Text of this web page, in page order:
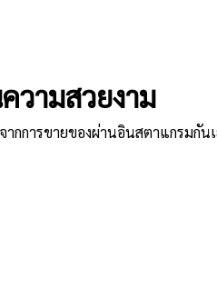
วามสวยงาม
กการขายของผ่านอินสตาแกรมกัน